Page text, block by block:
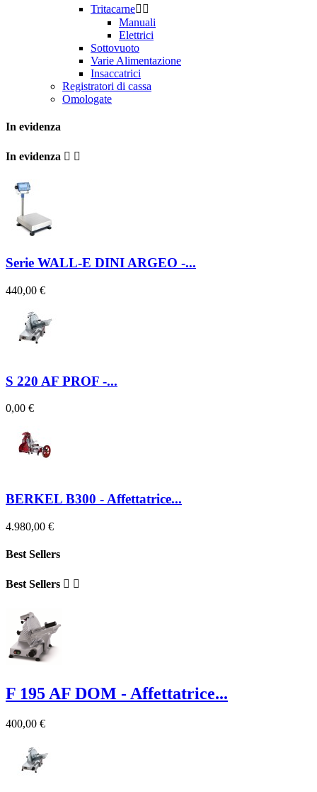
Tritacarne 
Manuali
Elettrici
Sottovuoto
Varie Alimentazione
Insaccatrici
Registratori di cassa
Omologate
In evidenza
In evidenza  
Serie WALL-E DINI ARGEO -...
440,00 €
S 220 AF PROF -...
0,00 €
BERKEL B300 - Affettatrice...
4.980,00 €
Best Sellers
Best Sellers  
F 195 AF DOM - Affettatrice...
400,00 €